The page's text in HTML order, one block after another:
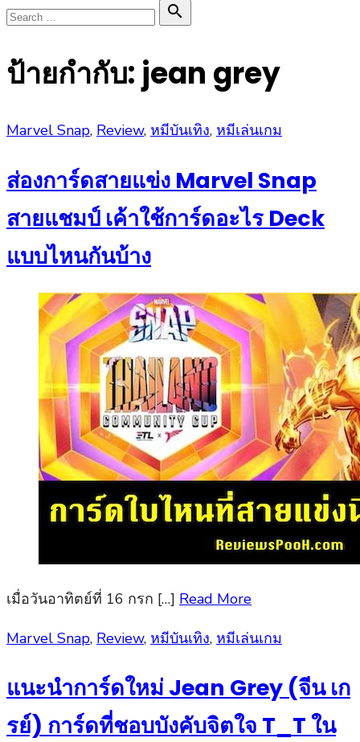
Search

Search
ป้ายกำกับ: jean grey
Posted
Marvel Snap, Review, หมีบันเทิง, หมีเล่นเกม
ส่องการ์ดสายแข่ง Marvel Snap
สายแชมป์ เค้าใช้การ์ดอะไร Deck
แบบไหนกันบ้าง
เมื่อวันอาทิตย์ที่ 16 กรก […] Read More
Posted
Marvel Snap, Review, หมีบันเทิง, หมีเล่นเกม
แนะนำการ์ดใหม่ Jean Grey (จีน เก
รย์) การ์ดที่ชอบบังคับจิตใจ T_T ใน